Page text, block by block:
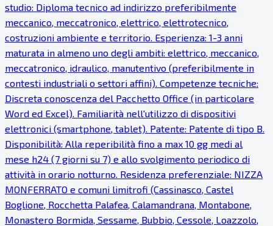
studio: Diploma tecnico ad indirizzo preferibilmente
meccanico, meccatronico, elettrico, elettrotecnico,
costruzioni ambiente e territorio. Esperienza: 1-3 anni
maturata in almeno uno degli ambiti: elettrico, meccanico,
meccatronico, idraulico, manutentivo (preferibilmente in
contesti industriali o settori affini). Competenze tecniche:
Discreta conoscenza del Pacchetto Office (in particolare
Word ed Excel). Familiarità nell'utilizzo di dispositivi
elettronici (smartphone, tablet). Patente: Patente di tipo B.
Disponibilità: Alla reperibilità fino a max 10 gg medi al
mese h24 (7 giorni su 7) e allo svolgimento periodico di
attività in orario notturno. Residenza preferenziale: NIZZA
MONFERRATO e comuni limitrofi (Cassinasco, Castel
Boglione, Rocchetta Palafea, Calamandrana, Montabone,
Monastero Bormida, Sessame, Bubbio, Cessole, Loazzolo,